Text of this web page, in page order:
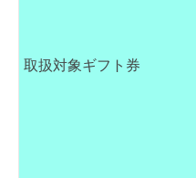
取扱対象ギフト券